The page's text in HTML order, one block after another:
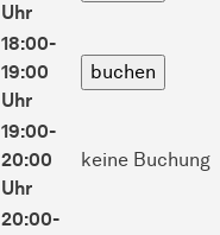
Uhr
18:00-
19:00
Uhr
19:00-
20:00
Uhr
keine Buchung
20:00-